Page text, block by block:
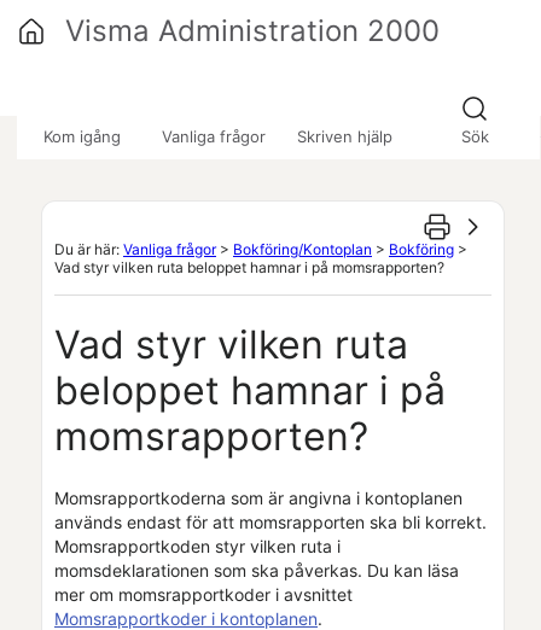
Kom igång Vanliga frågor Skriven hjälp Sök
Visma Administration 2000
Du är här: Vanliga frågor> Bokföring/Kontoplan > Bokföring >
Vad styr vilken ruta beloppet hamnar i på momsrapporten?
Vad styr vilken ruta
beloppet hamnar i på
momsrapporten?
Momsrapportkoderna som är angivna i kontoplanen
används endast för att momsrapporten ska bli korrekt.
Momsrapportkoden styr vilken ruta i
momsdeklarationen som ska påverkas. Du kan läsa
mer om momsrapportkoder i avsnittet
Momsrapportkoder i kontoplanen.